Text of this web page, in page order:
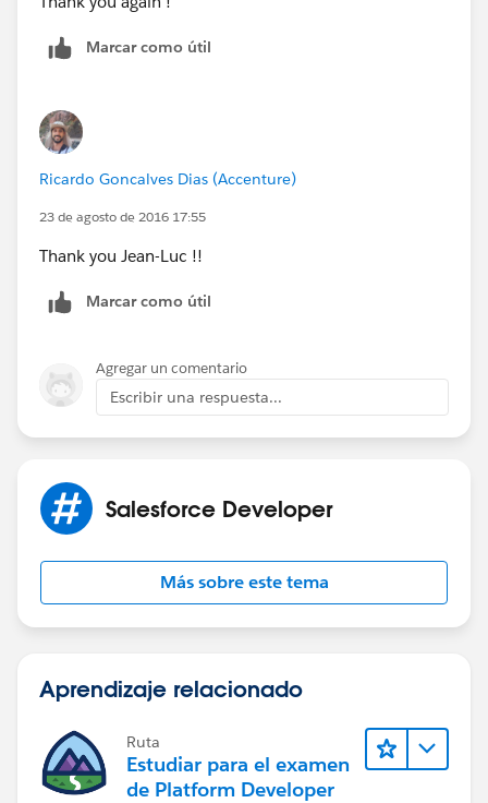
Marcar como útil
Ricardo Goncalves Dias (Accenture)
23 de agosto de 2016 17:55
Thank you Jean-Luc !!
Marcar como útil
Agregar un comentario
Escribir una respuesta...
Salesforce Developer
Más sobre este tema
Aprendizaje relacionado
Ruta
Estudiar para el examen
de Platform Developer